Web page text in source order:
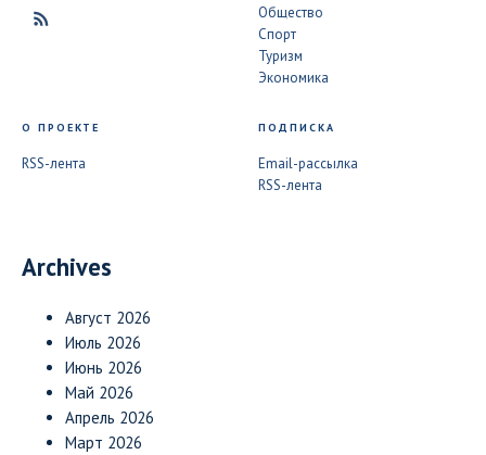
Общество
Спорт
Туризм
Экономика
О ПРОЕКТЕ
RSS-лента
ПОДПИСКА
Email-рассылка
RSS-лента
Archives
Август 2026
Июль 2026
Июнь 2026
Май 2026
Апрель 2026
Март 2026